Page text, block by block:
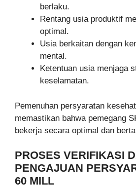
berlaku.
Rentang usia produktif
optimal.
Usia berkaitan dengan
mental.
Ketentuan usia menjaga
keselamatan.
Pemenuhan persyaratan
memastikan bahwa pemegang
bekerja secara optimal dan
PROSES VERIFIKASI
PENGAJUAN
60 MILL